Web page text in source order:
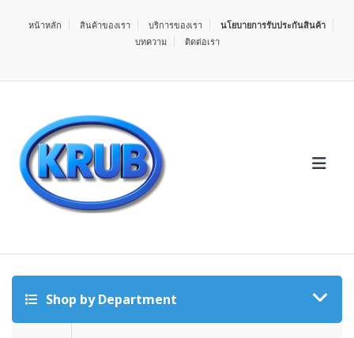
หน้าหลัก สินค้าของเรา บริการของเรา
นโยบายการรับประกันสินค้า
บทความ
ติดต่อเรา
Shop by Department